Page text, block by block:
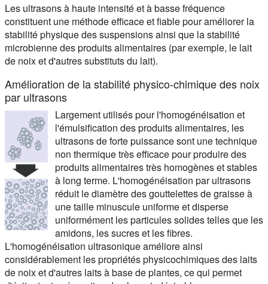
Les ultrasons à haute intensité et à basse fréquence
constituent une méthode efficace et fiable pour améliorer la
stabilité physique des suspensions ainsi que la stabilité
microbienne des produits alimentaires (par exemple, le lait
de noix et d'autres substituts du lait).
Amélioration de la stabilité physico-chimique des noix
par ultrasons
Largement utilisés pour l'homogénéisation et
l'émulsification des produits alimentaires, les
ultrasons de forte puissance sont une technique
non thermique très efficace pour produire des
produits alimentaires très homogènes et stables
à long terme. L'homogénéisation par ultrasons
réduit le diamètre des gouttelettes de graisse à
une taille minuscule uniforme et disperse
uniformément les particules solides telles que les
amidons, les sucres et les fibres.
L'homogénéisation ultrasonique améliore ainsi
considérablement les propriétés physicochimiques des laits
de noix et d'autres laits à base de plantes, ce qui permet